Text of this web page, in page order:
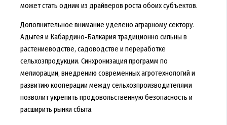
может стать одним из драйверов роста обоих субъектов.
Дополнительное внимание уделено аграрному сектору.
Адыгея и Кабардино‑Балкария традиционно сильны в
растениеводстве, садоводстве и переработке
сельхозпродукции. Синхронизация программ по
мелиорации, внедрению современных агротехнологий и
развитию кооперации между сельхозпроизводителями
позволит укрепить продовольственную безопасность и
расширить рынки сбыта.